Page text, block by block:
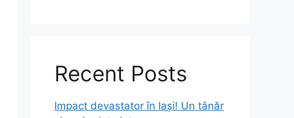
Recent Posts
Impact devastator în Iași! Un tânăr